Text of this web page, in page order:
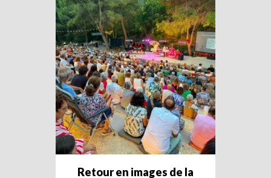
Retour en images de la